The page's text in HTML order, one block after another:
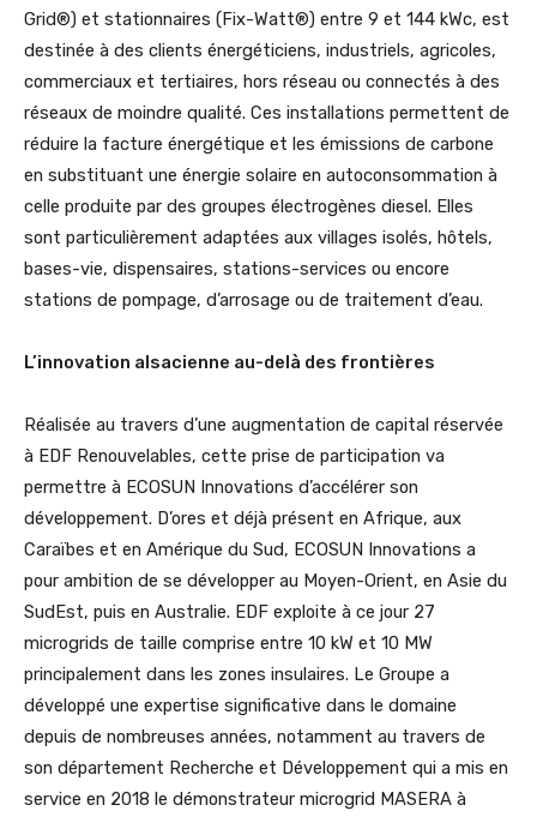
Grid®) et stationnaires (Fix-Watt®) entre 9 et 144 kWc, est
destinée à des clients énergéticiens, industriels, agricoles,
commerciaux et tertiaires, hors réseau ou connectés à des
réseaux de moindre qualité. Ces installations permettent de
réduire la facture énergétique et les émissions de carbone
en substituant une énergie solaire en autoconsommation à
celle produite par des groupes électrogènes diesel. Elles
sont particulièrement adaptées aux villages isolés, hôtels,
bases-vie, dispensaires, stations-services ou encore
stations de pompage, d’arrosage ou de traitement d’eau.
L’innovation alsacienne au-delà des frontières
Réalisée au travers d’une augmentation de capital réservée
à EDF Renouvelables, cette prise de participation va
permettre à ECOSUN Innovations d’accélérer son
développement. D’ores et déjà présent en Afrique, aux
Caraïbes et en Amérique du Sud, ECOSUN Innovations a
pour ambition de se développer au Moyen-Orient, en Asie du
SudEst, puis en Australie. EDF exploite à ce jour 27
microgrids de taille comprise entre 10 kW et 10 MW
principalement dans les zones insulaires. Le Groupe a
développé une expertise significative dans le domaine
depuis de nombreuses années, notamment au travers de
son département Recherche et Développement qui a mis en
service en 2018 le démonstrateur microgrid MASERA à